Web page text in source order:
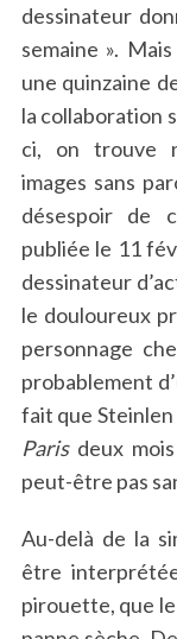
dessinateur
semaine ».
une quinzaine
la collaboration
ci, on trouve
images sans
désespoir de
publiée le 11
dessinateur
le douloureux
personnage
probablement
fait que
Paris deux
peut-être pas
Au-delà de la
être
pirouette, que